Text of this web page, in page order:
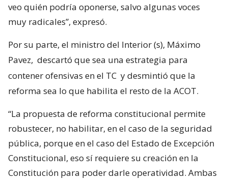
veo quién podría oponerse, salvo algunas voces
muy radicales”, expresó.
Por su parte, el ministro del Interior (s), Máximo
Pavez, descartó que sea una estrategia para
contener ofensivas en el TC y desmintió que la
reforma sea lo que habilita el resto de la ACOT.
“La propuesta de reforma constitucional permite
robustecer, no habilitar, en el caso de la seguridad
pública, porque en el caso del Estado de Excepción
Constitucional, eso sí requiere su creación en la
Constitución para poder darle operatividad. Ambas